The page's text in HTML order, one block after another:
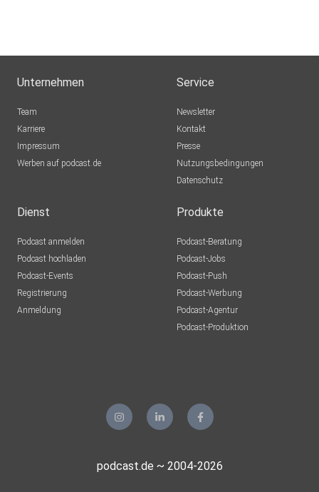
Unternehmen
Team
Karriere
Impressum
Werben auf podcast.de
Service
Newsletter
Kontakt
Presse
Nutzungsbedingungen
Datenschutz
Dienst
Podcast anmelden
Podcast hochladen
Podcast-Events
Registrierung
Anmeldung
Produkte
Podcast-Beratung
Podcast-Jobs
Podcast-Push
Podcast-Werbung
Podcast-Agentur
Podcast-Produktion
podcast.de ~ 2004-2026